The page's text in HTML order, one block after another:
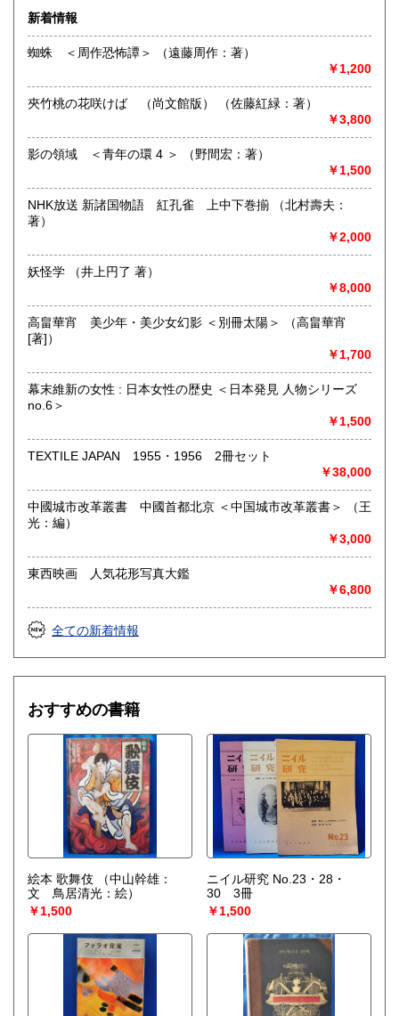
熊本県
宮崎県 185円 鹿児島県
185円
の新旧書籍とおもちゃ混在乱舞のちらし寿司書店。江戸のト
ッピングもあります。
最寄駅：茅ヶ崎駅
営業時間：平日・祝日:9:00～15:00 土日:休日【※7月23日
(木)は臨時休業日とさせて頂きます。 ご不便をお掛けいたし
まして誠に申し訳ございません。】
定休日：土曜日・日曜日
書籍の買取について
-
取り扱い分野
哲学宗教、歴史、美術工芸、趣味、サブカルチャー
新着情報
蜘蛛 ＜周作恐怖譚＞ （遠藤周作：著）
￥1,200
夾竹桃の花咲けば （尚文館版） （佐藤紅緑：著）
￥3,800
影の領域 ＜青年の環 4 ＞ （野間宏：著）
￥1,500
NHK放送 新諸国物語 紅孔雀 上中下巻揃 （北村壽夫：
著）
￥2,000
妖怪学 （井上円了 著）
￥8,000
高畠華宵 美少年・美少女幻影 ＜別冊太陽＞ （高畠華宵
[著]）
￥1,700
幕末維新の女性 : 日本女性の歴史 ＜日本発見 人物シリーズ
no.6＞
￥1,500
TEXTILE JAPAN 1955・1956 2冊セット
￥38,000
中國城市改革叢書 中國首都北京 ＜中国城市改革叢書＞ （王
光：編）
￥3,000
東西映画 人気花形写真大鑑
￥6,800
全ての新着情報
おすすめの書籍
絵本 歌舞伎
（中山幹雄：
文 鳥居清光：絵）
￥1,500
ニイル研究 No.23・28・
30 3冊
￥1,500